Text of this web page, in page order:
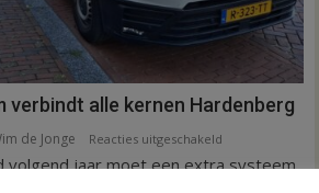
verbindt alle kernen Hardenberg
de Jonge Reacties uitgeschakeld
Nieuw
volgend jaar moet een extra systeem